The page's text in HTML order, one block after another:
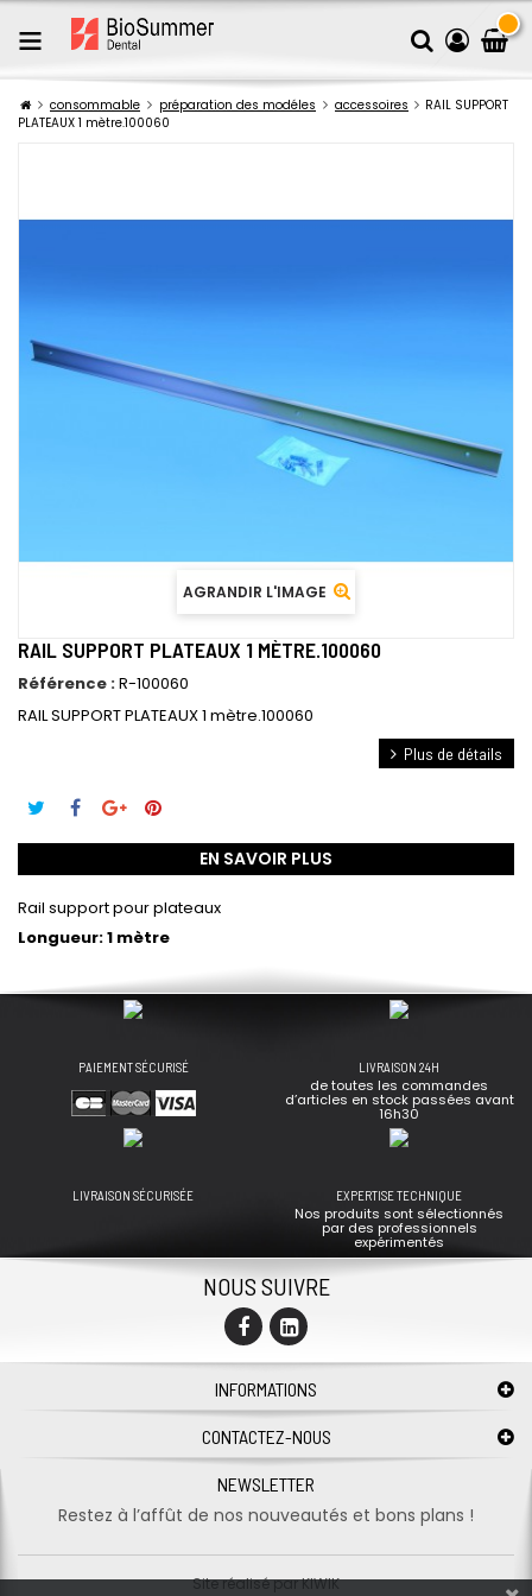
consommable préparation des modéles accessoires
RAIL SUPPORT
PLATEAUX 1 mètre.100060
AGRANDIR L'IMAGE
RAIL SUPPORT PLATEAUX 1 MÈTRE.100060
Référence :R-100060
RAIL SUPPORT PLATEAUX 1 mètre.100060
Plus de détails
EN SAVOIR PLUS
Rail support pour plateaux
Longueur: 1 mètre
PAIEMENT SÉCURISÉ LIVRAISON 24H
de toutes les commandes
d’articles en stock passées avant
16h30
LIVRAISON SÉCURISÉE EXPERTISE TECHNIQUE
Nos produits sont sélectionnés
par des professionnels
expérimentés
NOUS SUIVRE
INFORMATIONS
CONTACTEZ-NOUS
NEWSLETTER
Restez à l’affût de nos nouveautés et bons plans !
Site réalisé parKIWIK